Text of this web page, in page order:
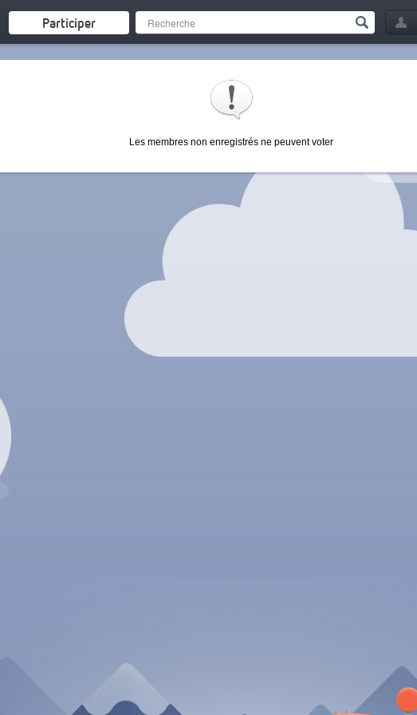
Participer
Les membres non enregistrés ne peuvent voter